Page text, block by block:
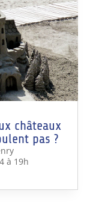
châteaux
pas ?
à 19h